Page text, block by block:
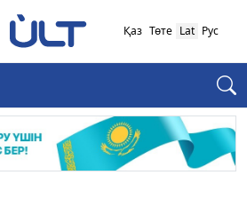
Қаз Төте Lat Рус